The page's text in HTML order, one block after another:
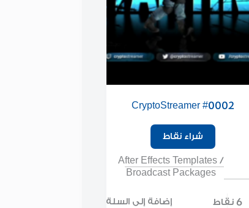
CryptoStreamer #0002
شراء نقاط
After Effects Templates/
Broadcast Packages
6 نقاط إضافة إلى السلة